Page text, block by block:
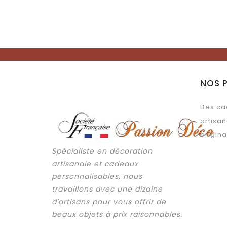
Spécialiste en décoration
artisanale et cadeaux
personnalisables, nous
travaillons avec une dizaine
d'artisans pour vous offrir de
beaux objets à prix raisonnables.
NOS
Des